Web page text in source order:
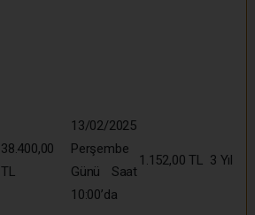
38.400,00
TL
13/02/2025
Perşembe
Günü Saat
10:00’da
1.152,00 TL 3 Yıl